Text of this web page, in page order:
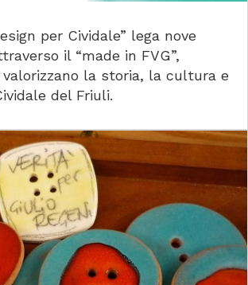
per Cividale” lega nove
il “made in FVG”,
la storia, la cultura e
del Friuli.